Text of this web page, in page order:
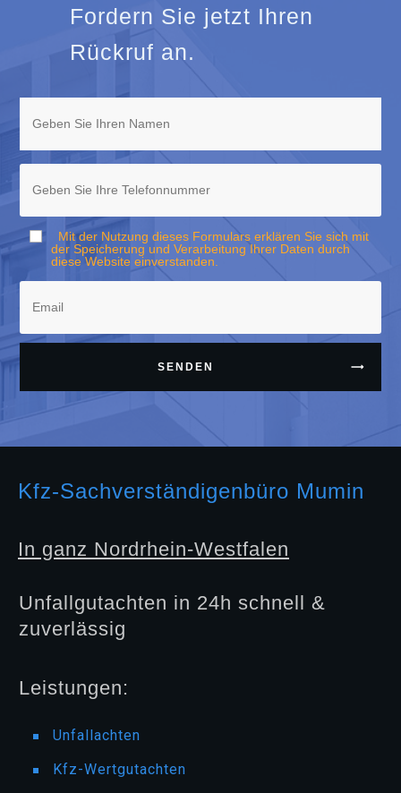
Fordern Sie jetzt Ihren
Rückruf an.
Mit der Nutzung dieses Formulars erklären Sie sich mit
der Speicherung und Verarbeitung Ihrer Daten durch
diese Website einverstanden.
SENDEN
Kfz-Sachverständigenbüro Mumin
In ganz Nordrhein-Westfalen
Unfallgutachten in 24h schnell &
zuverlässig
Leistungen:
Unfallachten
Kfz-Wertgutachten